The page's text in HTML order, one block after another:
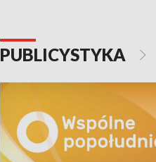
PUBLICYSTYKA